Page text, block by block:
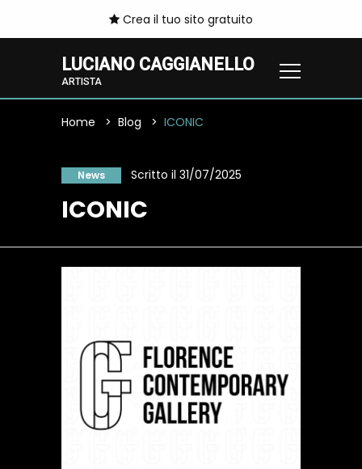
Crea il tuo sito gratuito
LUCIANO CAGGIANELLO
ARTISTA
Home Blog ICONIC
News Scritto il 31/07/2025
ICONIC